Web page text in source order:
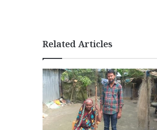
Related Articles